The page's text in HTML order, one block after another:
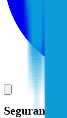
Segurança